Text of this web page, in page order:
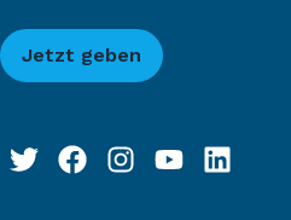
Jetzt geben